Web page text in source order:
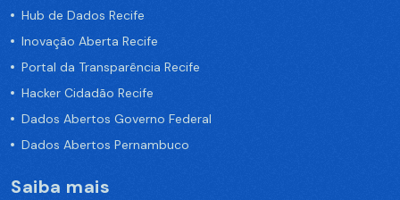
Hub de Dados Recife
Inovação Aberta Recife
Portal da Transparência Recife
Hacker Cidadão Recife
Dados Abertos Governo Federal
Dados Abertos Pernambuco
Saiba mais